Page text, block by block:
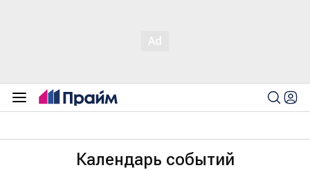
Календарь событий